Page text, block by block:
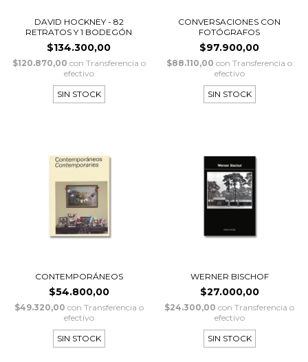
DAVID HOCKNEY - 82
RETRATOS Y 1 BODEGÓN
$134.300,00
$120.870,00 con Transferencia o
efectivo
SIN STOCK
CONVERSACIONES CON
FOTÓGRAFOS
$97.900,00
$88.110,00 con Transferencia o
efectivo
SIN STOCK
CONTEMPORÁNEOS
$54.800,00
$49.320,00 con Transferencia o
efectivo
SIN STOCK
WERNER BISCHOF
$27.000,00
$24.300,00 con Transferencia o
efectivo
SIN STOCK